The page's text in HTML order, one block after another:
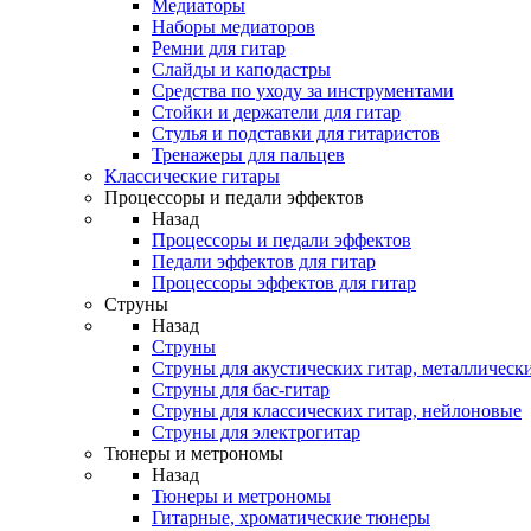
Медиаторы
Наборы медиаторов
Ремни для гитар
Слайды и каподастры
Средства по уходу за инструментами
Стойки и держатели для гитар
Стулья и подставки для гитаристов
Тренажеры для пальцев
Классические гитары
Процессоры и педали эффектов
Назад
Процессоры и педали эффектов
Педали эффектов для гитар
Процессоры эффектов для гитар
Струны
Назад
Струны
Струны для акустических гитар,
Струны для бас-гитар
Струны для классических гитар, нейлоновые
Струны для электрогитар
Тюнеры и метрономы
Назад
Тюнеры и метрономы
Гитарные, хроматические тюнеры